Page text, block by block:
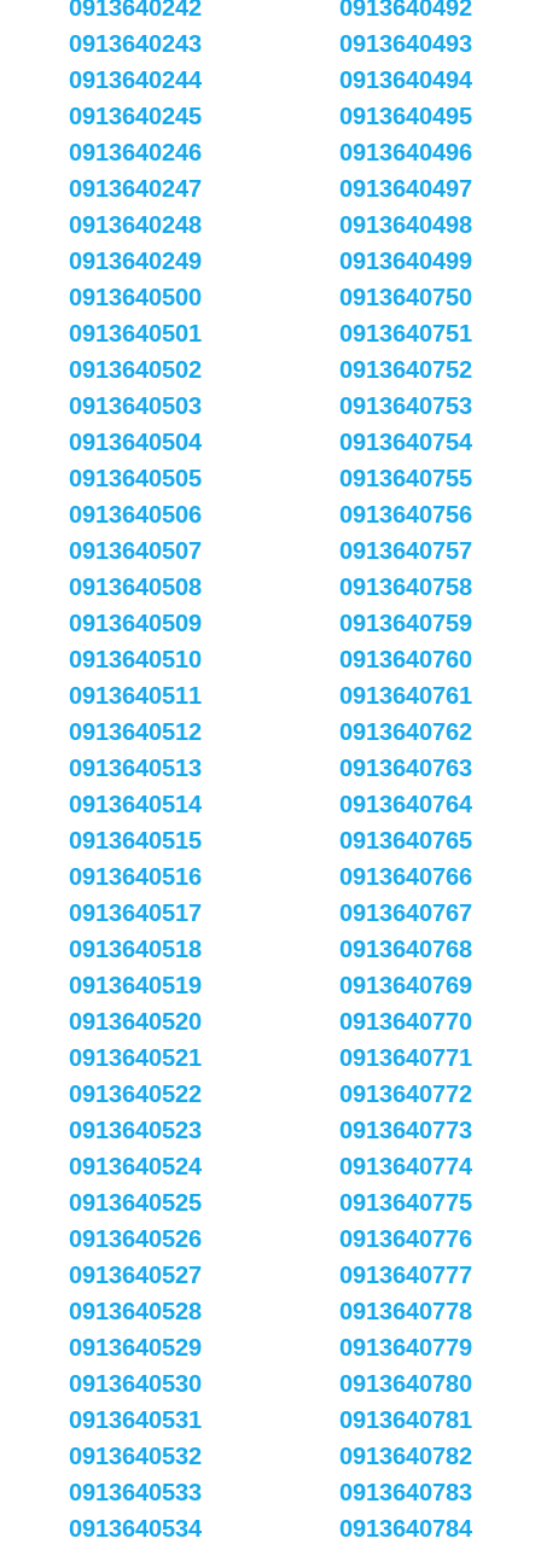
0913640242
0913640243
0913640244
0913640245
0913640246
0913640247
0913640248
0913640249
0913640492
0913640493
0913640494
0913640495
0913640496
0913640497
0913640498
0913640499
0913640500
0913640501
0913640502
0913640503
0913640504
0913640505
0913640506
0913640507
0913640508
0913640509
0913640510
0913640511
0913640512
0913640513
0913640514
0913640515
0913640516
0913640517
0913640518
0913640519
0913640520
0913640521
0913640522
0913640523
0913640524
0913640525
0913640526
0913640527
0913640528
0913640529
0913640530
0913640531
0913640532
0913640533
0913640534
0913640750
0913640751
0913640752
0913640753
0913640754
0913640755
0913640756
0913640757
0913640758
0913640759
0913640760
0913640761
0913640762
0913640763
0913640764
0913640765
0913640766
0913640767
0913640768
0913640769
0913640770
0913640771
0913640772
0913640773
0913640774
0913640775
0913640776
0913640777
0913640778
0913640779
0913640780
0913640781
0913640782
0913640783
0913640784